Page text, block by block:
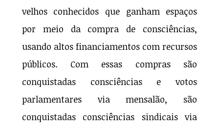
velhos conhecidos que ganham espaços
por meio da compra de consciências,
usando altos financiamentos com recursos
públicos. Com essas compras são
conquistadas consciências e votos
parlamentares via mensalão, são
conquistadas consciências sindicais via